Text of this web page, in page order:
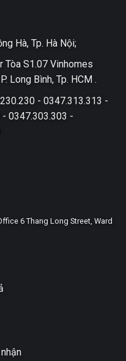
Hà, Tp. Hà Nội;
Tòa S1.07 Vinhomes
Long Bình, Tp. HCM .
- 0347.313.313 -
0347.303.303 -
6 Thang Long Street, Ward